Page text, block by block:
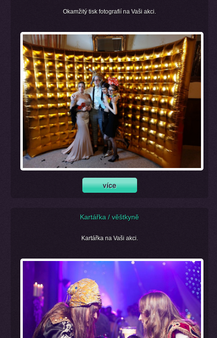
Okamžitý tisk fotografií na Vaši akci.
Kartářka / věštkyně
Kartářka na Vaši akci.